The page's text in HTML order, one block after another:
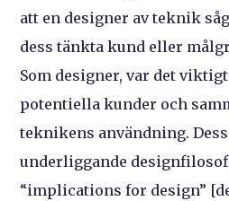
att en designer av teknik
dess tänkta kund eller
Som designer, var det
potentiella kunder och
teknikens användning.
underliggande
“implications for design”